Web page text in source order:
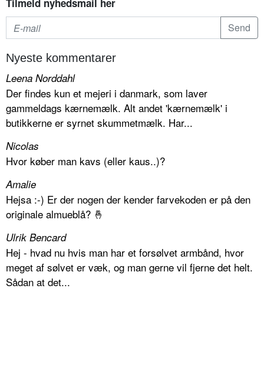
Tilmeld nyhedsmail her
Nyeste kommentarer
Leena Norddahl
Der findes kun et mejeri i danmark, som laver
gammeldags kærnemælk. Alt andet 'kærnemælk' i
butikkerne er syrnet skummetmælk. Har...
Nicolas
Hvor køber man kavs (eller kaus..)?
Amalie
Hejsa :-) Er der nogen der kender farvekoden er på den
originale almueblå? 🤞
Ulrik Bencard
Hej - hvad nu hvis man har et forsølvet armbånd, hvor
meget af sølvet er væk, og man gerne vil fjerne det helt.
Sådan at det...